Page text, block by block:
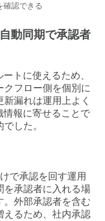
確認できる
動同期で承認者
トに使えるため、
フロー側を個別に
漏れは運用上よく
情報に寄せることで
した。
で承認を回す運用
を承認者に入れる場
。外部承認者を含む
えるため、社内承認